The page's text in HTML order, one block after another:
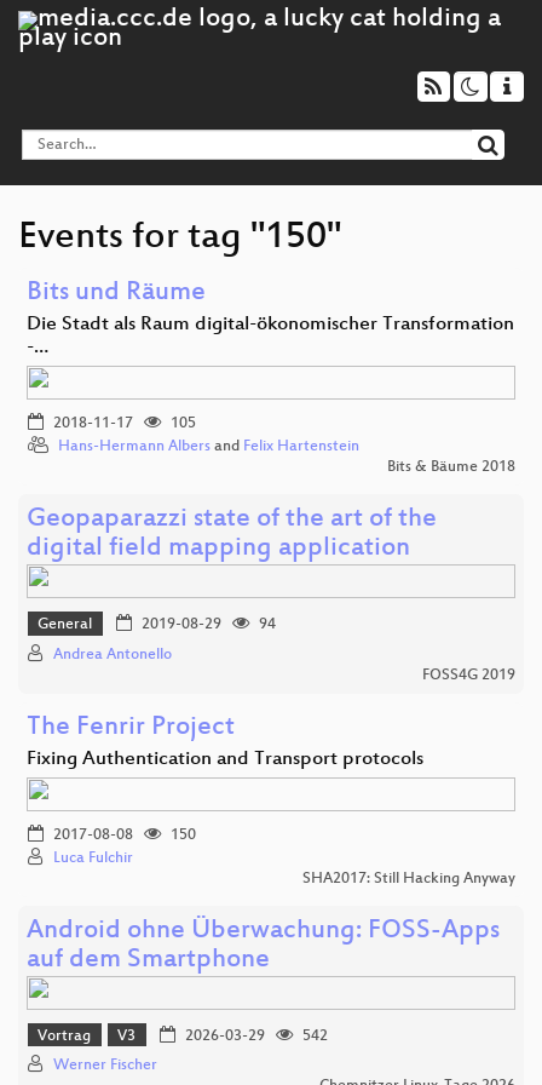
Events for tag "150"
Bits und Räume
Die Stadt als Raum digital-ökonomischer Transformation
-…
2018-11-17
105
Hans-Hermann Albers and Felix Hartenstein
Bits & Bäume 2018
Geopaparazzi state of the art of the
digital field mapping application
General 2019-08-29
94
Andrea Antonello
FOSS4G 2019
The Fenrir Project
Fixing Authentication and Transport protocols
2017-08-08
150
Luca Fulchir
SHA2017: Still Hacking Anyway
Android ohne Überwachung: FOSS-Apps
auf dem Smartphone
Vortrag V3 2026-03-29
542
Werner Fischer